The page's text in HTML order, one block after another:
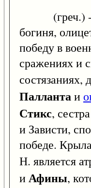
(греч.) -
богиня,
победу в
сражениях и
состязаниях,
Паллантаи
Стикс,
и Зависти,
победе.
Н. является
иАфины,